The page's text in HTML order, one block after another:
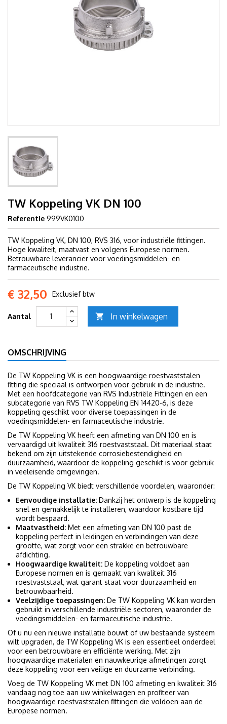
TW Koppeling VK DN 100
Referentie 999VK0100
TW Koppeling VK, DN 100, RVS 316, voor industriële fittingen.
Hoge kwaliteit, maatvast en volgens Europese normen.
Betrouwbare leverancier voor voedingsmiddelen- en
farmaceutische industrie.
€ 32,50 Exclusief btw
Aantal  In winkelwagen
OMSCHRIJVING
De TW Koppeling VK is een hoogwaardige roestvaststalen
fitting die speciaal is ontworpen voor gebruik in de industrie.
Met een hoofdcategorie van RVS Industriële Fittingen en een
subcategorie van RVS TW Koppeling EN 14420-6, is deze
koppeling geschikt voor diverse toepassingen in de
voedingsmiddelen- en farmaceutische industrie.
De TW Koppeling VK heeft een afmeting van DN 100 en is
vervaardigd uit kwaliteit 316 roestvaststaal. Dit materiaal staat
bekend om zijn uitstekende corrosiebestendigheid en
duurzaamheid, waardoor de koppeling geschikt is voor gebruik
in veeleisende omgevingen.
De TW Koppeling VK biedt verschillende voordelen, waaronder:
Eenvoudige installatie: Dankzij het ontwerp is de koppeling
snel en gemakkelijk te installeren, waardoor kostbare tijd
wordt bespaard.
Maatvastheid: Met een afmeting van DN 100 past de
koppeling perfect in leidingen en verbindingen van deze
grootte, wat zorgt voor een strakke en betrouwbare
afdichting.
Hoogwaardige kwaliteit: De koppeling voldoet aan
Europese normen en is gemaakt van kwaliteit 316
roestvaststaal, wat garant staat voor duurzaamheid en
betrouwbaarheid.
Veelzijdige toepassingen: De TW Koppeling VK kan worden
gebruikt in verschillende industriële sectoren, waaronder de
voedingsmiddelen- en farmaceutische industrie.
Of u nu een nieuwe installatie bouwt of uw bestaande systeem
wilt upgraden, de TW Koppeling VK is een essentieel onderdeel
voor een betrouwbare en efficiënte werking. Met zijn
hoogwaardige materialen en nauwkeurige afmetingen zorgt
deze koppeling voor een veilige en duurzame verbinding.
Voeg de TW Koppeling VK met DN 100 afmeting en kwaliteit 316
vandaag nog toe aan uw winkelwagen en profiteer van
hoogwaardige roestvaststalen fittingen die voldoen aan de
Europese normen.